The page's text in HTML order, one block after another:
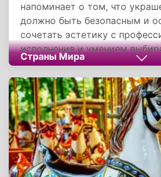
напоминает о том, что
должно быть безопасным и
сочетать эстетику с
исполнения и умением
пирсинг. Праздник
остается универсальным
его этичное воплощение —
каждого носителя и мастера.
Страны Мира